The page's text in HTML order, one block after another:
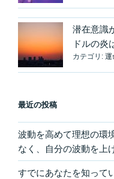
る
の
は
な
ぜ？”
潜在意識
ドルの炎
カテゴリ: 運
最近の投稿
波動を高めて理想の
なく、自分の波動を上
すでにあなたを知って